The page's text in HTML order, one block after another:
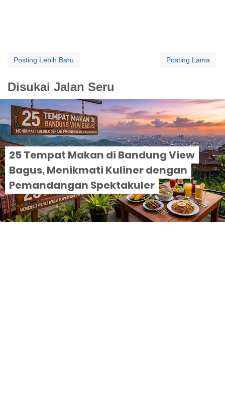
Posting Lebih Baru Posting Lama
Disukai Jalan Seru
25 Tempat Makan di Bandung View
Bagus, Menikmati Kuliner dengan
Pemandangan Spektakuler